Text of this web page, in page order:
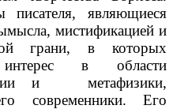
писателя, являющиеся
мистификацией и
грани, в которых
в области
и метафизики,
современники. Его